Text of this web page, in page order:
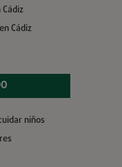
Cádiz
Cádiz
niños